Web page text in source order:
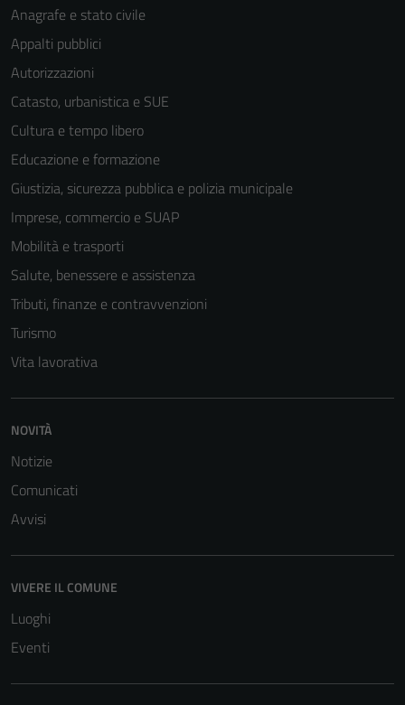
Anagrafe e stato civile
Appalti pubblici
Autorizzazioni
Catasto, urbanistica e SUE
Cultura e tempo libero
Educazione e formazione
Giustizia, sicurezza pubblica e polizia municipale
Imprese, commercio e SUAP
Mobilità e trasporti
Salute, benessere e assistenza
Tributi, finanze e contravvenzioni
Turismo
Vita lavorativa
NOVITÀ
Notizie
Comunicati
Avvisi
VIVERE IL COMUNE
Luoghi
Eventi